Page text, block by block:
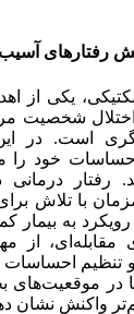
یکی از
شخصیت
است. در این
خود را
رفتار
با تلاش برای
رویکرد به بیمار
مقابله‌ای، از
احساسات
در
واکنش نشان